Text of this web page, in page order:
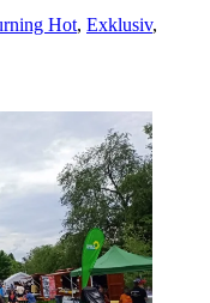
Hot, Exklusiv,